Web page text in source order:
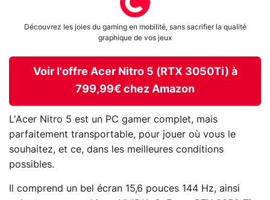
Découvrez les joies du gaming en mobilité, sans sacrifier la qualité
graphique de vos jeux
Voir l'offre Acer Nitro 5 (RTX 3050Ti) à
799,99€ chez Amazon
L'Acer Nitro 5 est un PC gamer complet, mais
parfaitement transportable, pour jouer où vous le
souhaitez, et ce, dans les meilleures conditions
possibles.
Il comprend un bel écran 15,6 pouces 144 Hz, ainsi